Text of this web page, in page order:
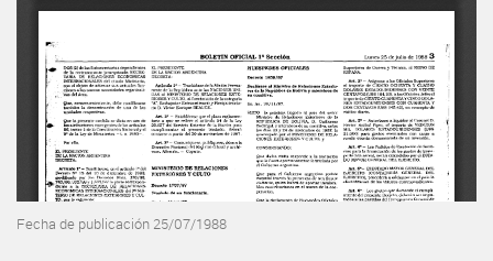
Fecha de publicación 25/07/1988